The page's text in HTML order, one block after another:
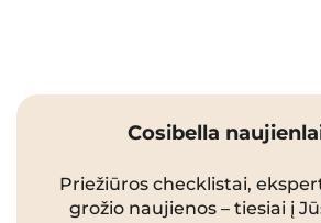
Cosibella
Priežiūros checklistai,
grožio naujienos – tiesiai į